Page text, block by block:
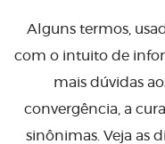
Alguns termos,
com o intuito de
mais dúvidas
convergência, a
sinônimas. Veja as